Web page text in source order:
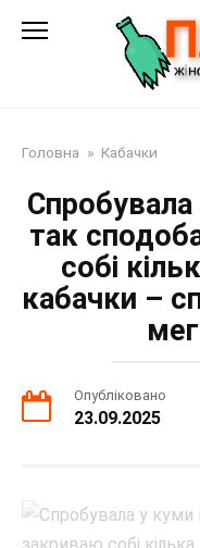
Головна » Кабачки
Спробувала
так
собі
кабачки –
Опубліковано
23.09.2025